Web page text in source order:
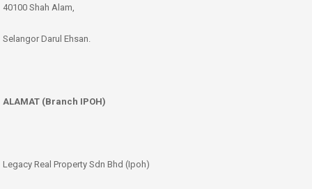
40100 Shah Alam,
Selangor Darul Ehsan.
ALAMAT (Branch IPOH)
Legacy Real Property Sdn Bhd (Ipoh)